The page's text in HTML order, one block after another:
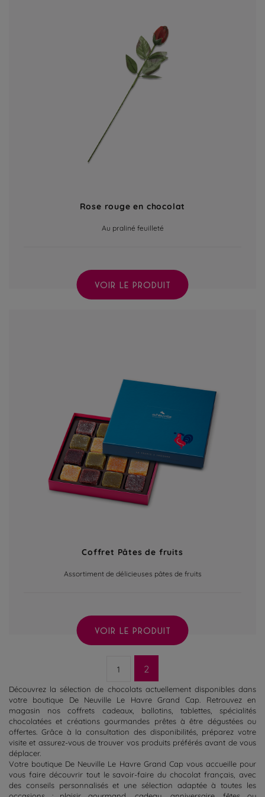
Rose rouge en chocolat
Au praliné feuilleté
VOIR LE PRODUIT
Coffret Pâtes de fruits
Assortiment de délicieuses pâtes de fruits
VOIR LE PRODUIT
1 2
Découvrez la sélection de chocolats actuellement disponibles dans
votre boutique De Neuville Le Havre Grand Cap. Retrouvez en
magasin nos coffrets cadeaux, ballotins, tablettes, spécialités
chocolatées et créations gourmandes prêtes à être dégustées ou
offertes. Grâce à la consultation des disponibilités, préparez votre
visite et assurez-vous de trouver vos produits préférés avant de vous
déplacer.
Votre boutique De Neuville Le Havre Grand Cap vous accueille pour
vous faire découvrir tout le savoir-faire du chocolat français, avec
des conseils personnalisés et une sélection adaptée à toutes les